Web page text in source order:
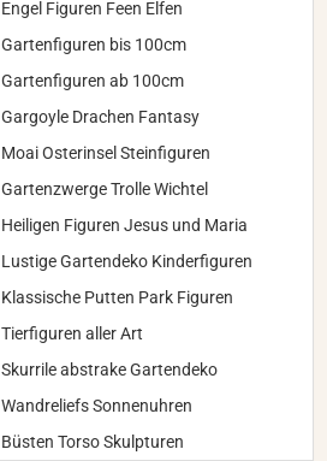
Engel Figuren Feen Elfen
Gartenfiguren bis 100cm
Gartenfiguren ab 100cm
Gargoyle Drachen Fantasy
Moai Osterinsel Steinfiguren
Gartenzwerge Trolle Wichtel
Heiligen Figuren Jesus und Maria
Lustige Gartendeko Kinderfiguren
Klassische Putten Park Figuren
Tierfiguren aller Art
Skurrile abstrake Gartendeko
Wandreliefs Sonnenuhren
Büsten Torso Skulpturen